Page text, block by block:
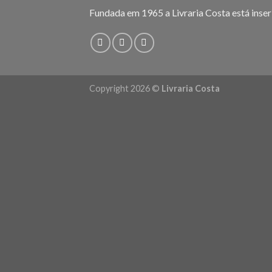
Fundada em 1965 a Livraria Costa está
Copyright 2026 © Livraria Costa